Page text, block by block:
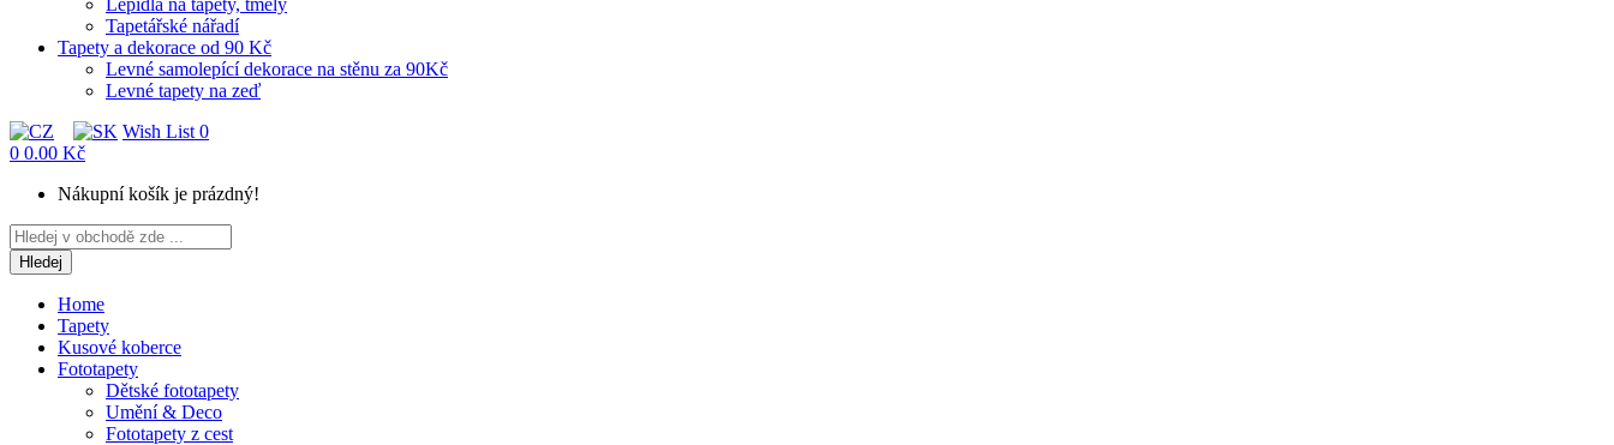
Tapetářské nářadí
Tapety a dekorace od 90 Kč
Levné samolepící dekorace na stěnu za 90Kč
Levné tapety na zeď
Wish List 0
0 0.00 Kč
Nákupní košík je prázdný!
Hledej
Home
Tapety
Kusové koberce
Fototapety
Dětské fototapety
Umění & Deco
Fototapety z cest